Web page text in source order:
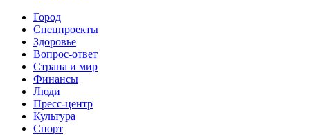
Город
Спецпроекты
Здоровье
Вопрос-ответ
Страна и мир
Финансы
Люди
Пресс-центр
Культура
Спорт